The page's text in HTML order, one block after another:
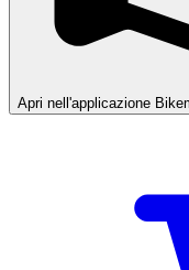
Apri nell'applicazione